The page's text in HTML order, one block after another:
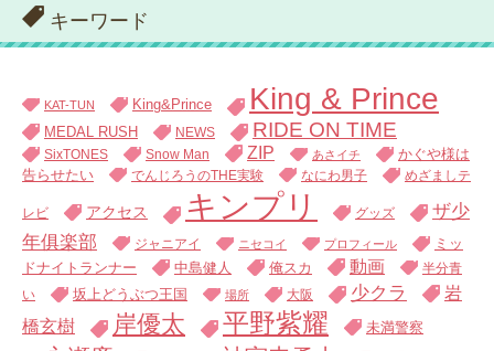
キーワード
KAT-TUN King&Prince King & Prince
MEDAL RUSH NEWS RIDE ON TIME
SixTONES Snow Man ZIP あさイチ
かぐや様は
告らせたい
でんじろうのTHE実験 なにわ男子 めざましテ
レビ アクセス キンプリ グッズ
ザ少
年俱楽部
ジャニアイ ニセコイ プロフィール
ミッ
ドナイトランナー
中島健人 俺スカ 動画
半分青
い
坂上どうぶつ王国 場所 大阪 少クラ
岩
橋玄樹
岸優太 平野紫耀 未満警察